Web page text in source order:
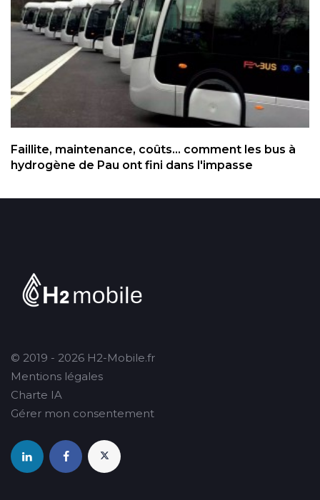
Faillite, maintenance, coûts... comment les bus à
hydrogène de Pau ont fini dans l'impasse
© 2019 - 2026 H2-Mobile.fr
Mentions légales
Charte IA
Gérer mon consentement